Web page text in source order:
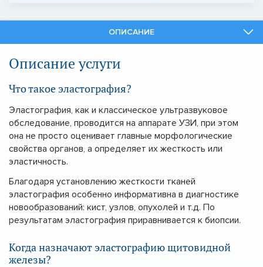
ОПИСАНИЕ
Описание услуги
Что такое эластография?
Эластография, как и классическое ультразвуковое
обследование, проводится на аппарате УЗИ, при этом
она не просто оценивает главные морфологические
свойства органов, а определяет их жесткость или
эластичность.
Благодаря установлению жесткости тканей
эластография особенно информативна в диагностике
новообразований: кист, узлов, опухолей и т.д. По
результатам эластография приравнивается к биопсии.
Когда назначают эластографию щитовидной
железы?